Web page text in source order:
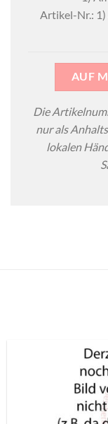
Artikel-Nr.: 1)
AUF
Die
nur als
lokalen